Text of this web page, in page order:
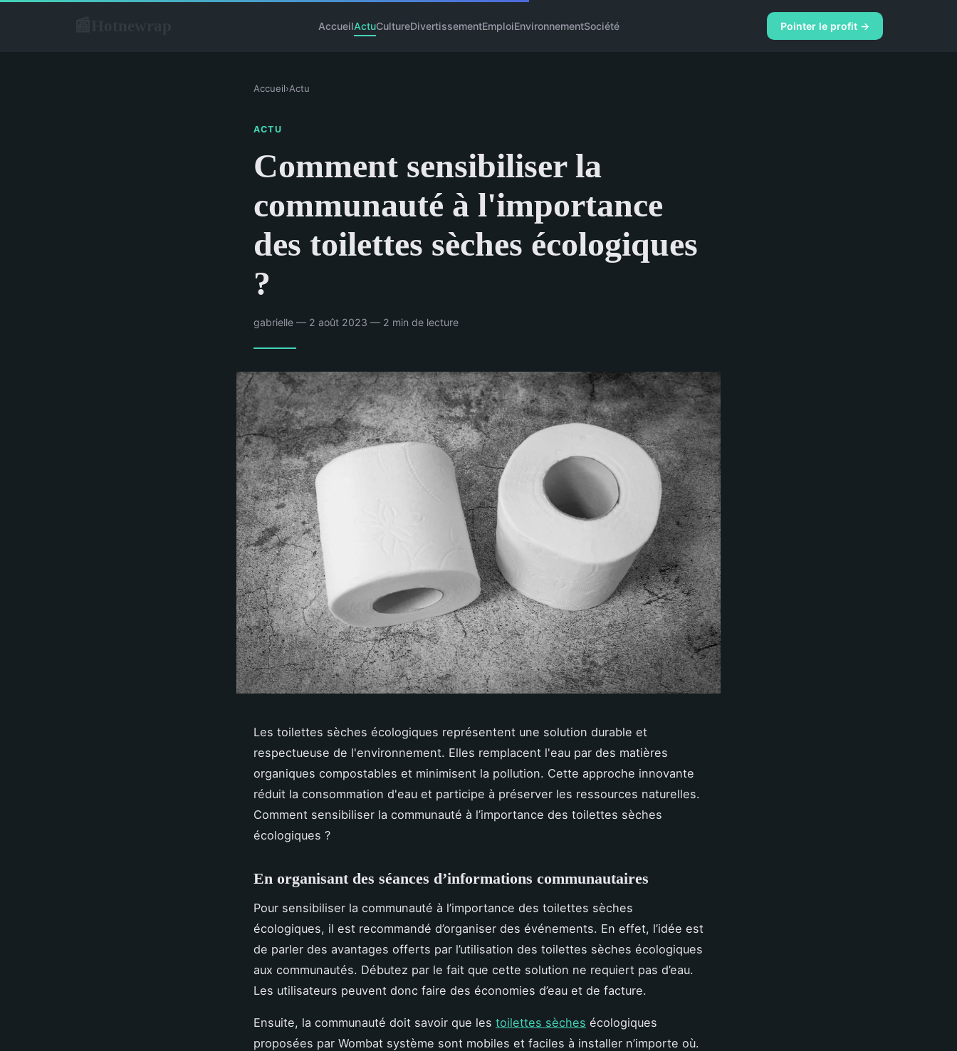
AccueilActuCultureDivertissementEmploiEnvironnementSociété Pointer le profit →
Accueil›Actu
ACTU
Comment sensibiliser la
communauté à l'importance
des toilettes sèches écologiques
?
gabrielle — 2 août 2023 — 2 min de lecture
Les toilettes sèches écologiques représentent une solution durable et
respectueuse de l'environnement. Elles remplacent l'eau par des matières
organiques compostables et minimisent la pollution. Cette approche innovante
réduit la consommation d'eau et participe à préserver les ressources naturelles.
Comment sensibiliser la communauté à l’importance des toilettes sèches
écologiques ?
En organisant des séances d’informations communautaires
Pour sensibiliser la communauté à l’importance des toilettes sèches
écologiques, il est recommandé d’organiser des événements. En effet, l’idée est
de parler des avantages offerts par l’utilisation des toilettes sèches écologiques
aux communautés. Débutez par le fait que cette solution ne requiert pas d’eau.
Les utilisateurs peuvent donc faire des économies d’eau et de facture.
Ensuite, la communauté doit savoir que les toilettes sèches écologiques
proposées par Wombat système sont mobiles et faciles à installer n’importe où.